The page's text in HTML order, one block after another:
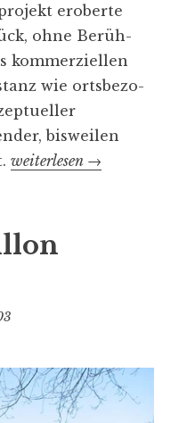
eroberte
ohne Berüh­
kommer­zi­ellen
wie ortsbe­zo­
bisweilen
„
s
>
e
d
weiterlesen →